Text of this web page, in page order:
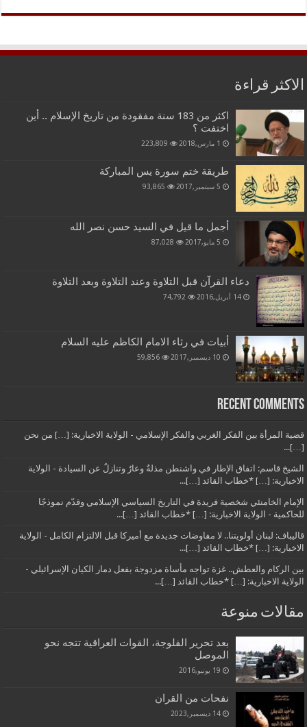
الاكثر قراءة
اكثر من 183 سنة مفقودة من تاريخ الإسلام .. أين
اختفت ؟
1 مارس,2018 223,809
طريقة ختم سورة يس المباركة
5 سبتمبر,2017 93,865
أجمل ما قيل في السيد حسن نصر الله
5 مايو,2017 87,028
دعاء القرآن قبل التلاوة وعند التلاوة وبعد التلاوة
14 أبريل,2016 74,792
أبيات في رثاء الامام الكاظم عليه السلام
10 ديسمبر,2017 59,856
Recent Comments
قضية المرأة بين الفكر الغربي والفكر الإسلامي - الولاية الاخبارية: […] من نحن
[…]...
الشيخ قاسم: اتفاق الإطار في واشنطن مذلةٌ وعارٌ وتنازلٌ عن السيادة - الولاية
الاخبارية: […] *خطاب القائد […]...
الإمام الخامنئي شخصية فريدة في التاريخ السياسي الإسلامي وقدّم نموذجًا
للحاكمية - الولاية الاخبارية: […] *خطاب القائد […]...
قاليباف: لبنان أولويتنا.. لا مفاوضات جديدة مع أميركا قبل الالتزام الكامل - الولاية
الاخبارية: […] *خطاب القائد […]...
بين الركام والعطش.. غزة تواجه مأساة مزدوجة بفعل دمار الكيان الإسرائيلي -
الولاية الاخبارية: […] *خطاب القائد […]...
مقالات منوعة
بعد تحرير الفلوجة، القوات العراقية تتجه نحو
الموصل
19 يونيو,2016
نفحات من القران
14 ديسمبر,2023